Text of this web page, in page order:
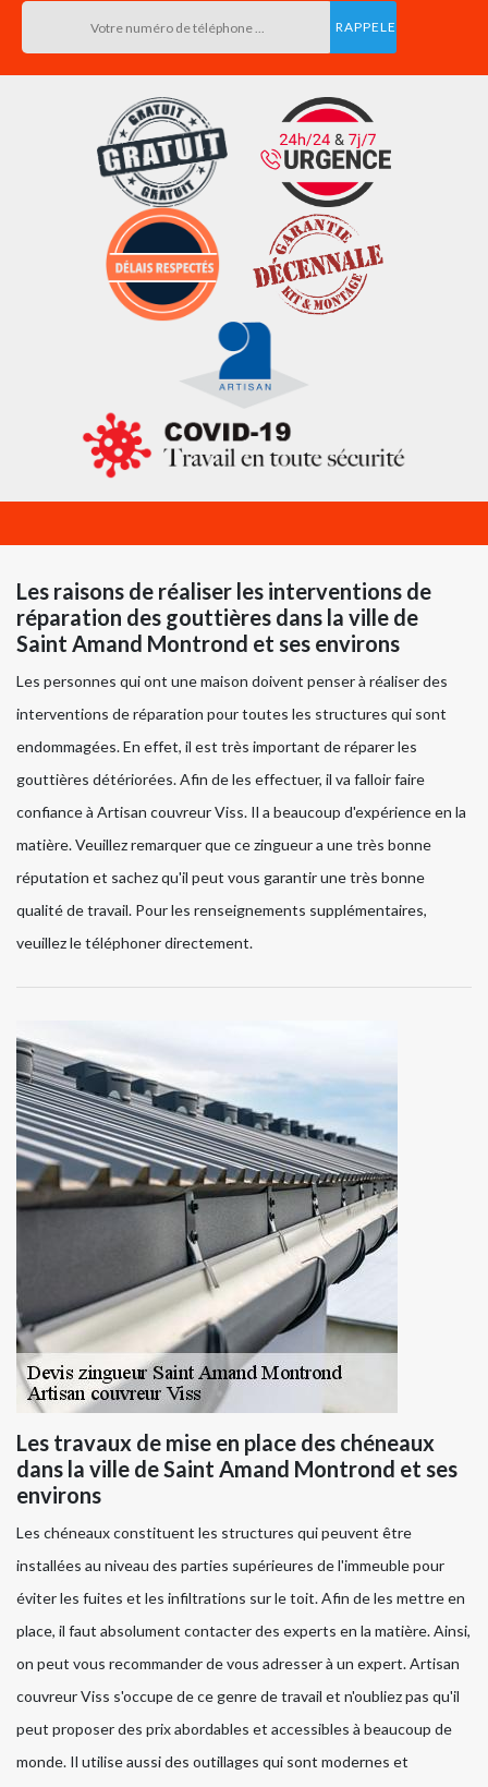
Les raisons de réaliser les interventions de
réparation des gouttières dans la ville de
Saint Amand Montrond et ses environs
Les personnes qui ont une maison doivent penser à réaliser des
interventions de réparation pour toutes les structures qui sont
endommagées. En effet, il est très important de réparer les
gouttières détériorées. Afin de les effectuer, il va falloir faire
confiance à Artisan couvreur Viss. Il a beaucoup d'expérience en la
matière. Veuillez remarquer que ce zingueur a une très bonne
réputation et sachez qu'il peut vous garantir une très bonne
qualité de travail. Pour les renseignements supplémentaires,
veuillez le téléphoner directement.
Les travaux de mise en place des chéneaux
dans la ville de Saint Amand Montrond et ses
environs
Les chéneaux constituent les structures qui peuvent être
installées au niveau des parties supérieures de l'immeuble pour
éviter les fuites et les infiltrations sur le toit. Afin de les mettre en
place, il faut absolument contacter des experts en la matière. Ainsi,
on peut vous recommander de vous adresser à un expert. Artisan
couvreur Viss s'occupe de ce genre de travail et n'oubliez pas qu'il
peut proposer des prix abordables et accessibles à beaucoup de
monde. Il utilise aussi des outillages qui sont modernes et